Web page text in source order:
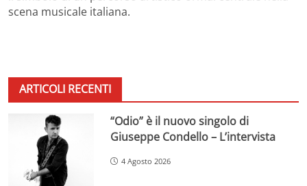
scena musicale italiana.
ARTICOLI RECENTI
“Odio” è il nuovo singolo di
Giuseppe Condello – L’intervista
4 Agosto 2026